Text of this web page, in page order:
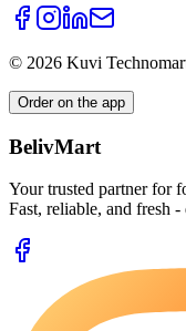
© 2026 Kuvi
Order on the app
BelivMart
Your trusted partner for
Fast, reliable, and fresh